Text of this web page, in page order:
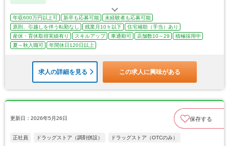
年収600万円以上可 新卒も応募可能
未経験者も応募可能
原則、引越しを伴う転勤なし
残業月10ｈ以下
住宅補助（手当）あり
産休・育休取得実績有り
スキルアップ 車通勤可 店舗数10～29
積極採用中
夏～秋入職可
年間休日120日以上
求人の詳細を見る この求人に興味がある
更新日：2026年5月26日 保存する
正社員 ドラッグストア（調剤併設） ドラッグストア（OTCのみ）